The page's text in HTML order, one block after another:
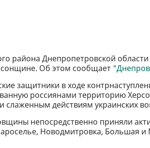
района Днепропетровской
Об этом сообщает
защитники в ходе
россиянами территорию
слаженным действиям украинских
непосредственно приняли
Новодмитровка, Большая и